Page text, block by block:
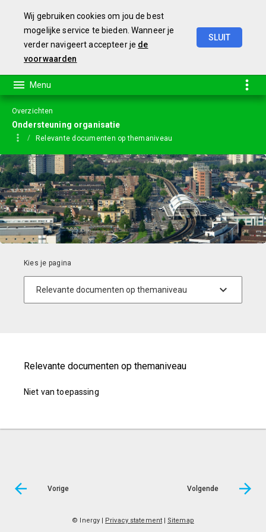
Wij gebruiken cookies om jou de best
mogelijke service te bieden. Wanneer je
verder navigeert accepteer je de
voorwaarden
SLUIT
Overzichten
Ondersteuning organisatie
Relevante documenten op themaniveau
Relevante documenten op themaniveau
Niet van toepassing
Vorige Volgende
© Inergy Privacy statement| Sitemap